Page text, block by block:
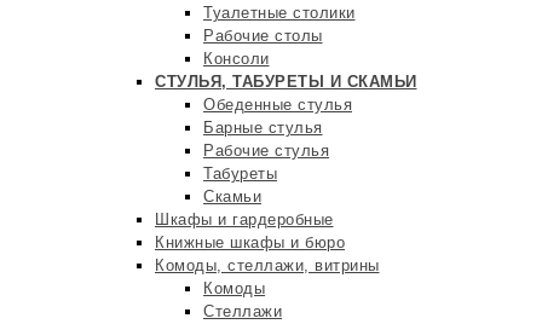
Туалетные столики
Рабочие столы
Консоли
СТУЛЬЯ, ТАБУРЕТЫ И СКАМЬИ
Обеденные стулья
Барные стулья
Рабочие стулья
Табуреты
Скамьи
Шкафы и гардеробные
Книжные шкафы и бюро
Комоды, стеллажи, витрины
Комоды
Стеллажи